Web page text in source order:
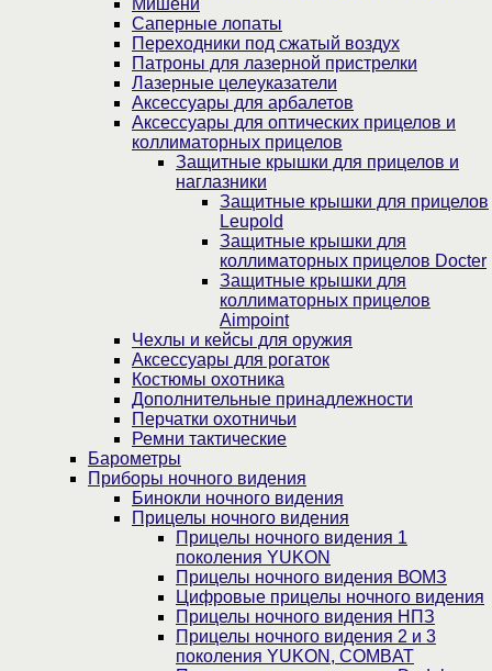
Мишени
Саперные лопаты
Переходники под сжатый воздух
Патроны для лазерной пристрелки
Лазерные целеуказатели
Аксессуары для арбалетов
Аксессуары для оптических прицелов и
коллиматорных прицелов
Защитные крышки для прицелов и
наглазники
Защитные крышки для прицелов
Leupold
Защитные крышки для
коллиматорных прицелов Docter
Защитные крышки для
коллиматорных прицелов
Aimpoint
Чехлы и кейсы для оружия
Аксессуары для рогаток
Костюмы охотника
Дополнительные принадлежности
Перчатки охотничьи
Ремни тактические
Барометры
Приборы ночного видения
Бинокли ночного видения
Прицелы ночного видения
Прицелы ночного видения 1
поколения YUKON
Прицелы ночного видения ВОМЗ
Цифровые прицелы ночного видения
Прицелы ночного видения НПЗ
Прицелы ночного видения 2 и 3
поколения YUKON, COMBAT